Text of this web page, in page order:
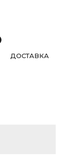
ДОСТАВКА